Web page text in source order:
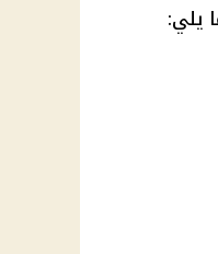
يلي: